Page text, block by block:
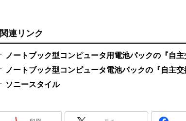
関連リンク
ノートブック型コンピュータ用電池パックの『自
ノートブック型コンピュータ電池パックの『自主
ソニースタイル